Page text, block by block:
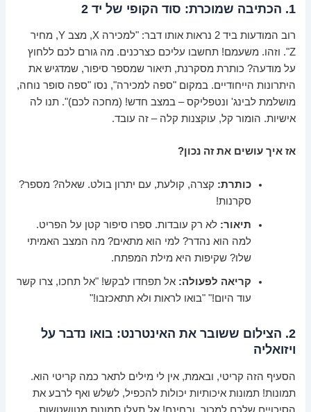
1. הכתיבה שמוכרת: סוד הקופי של יד 2
רוב המודעות ביד 2 נראות אותו דבר: "למכירה X, מצב Y, מחיר
Z". וזהו. משעמם! תחשבו עליכם כצרכנים. מה גורם לכם ללחוץ
על מודעה? כותרת מסקרנת, תיאור שמספר סיפור, שמדגיש את
היתרונות הייחודיים. במקום "ספה למכירה", נסו "ספה סופר נוחה,
מושלמת לבינג' ונטפליקס – במצב חדש! (מחכה לכם)". תנו לה
אישיות. הומור קל, עוקצנות קלה – זה עובד.
אז איך עושים את זה נכון?
כותרת: קצרה, קולעת, עם יתרון בולט. שאלה? מספר?
סקרנות!
תיאור: לא רק עובדות. ספרו סיפור קטן על הפריט.
למה הוא נהדר? למי הוא מתאים? מה המצב האמיתי
שלו? שקיפות היא מילת המפתח.
קריאה לפעולה: אל תפחדו לבקש! "אל תחכו, צרו קשר
עוד היום!" "בואו לראות ולא תתאכזבו!"
2. הצילום ששובר את האינטרנט: בואו נדבר על
ויזואליה
הסעיף הזה קריטי, ובאמת, אין לי מילים לתאר כמה קריטי הוא.
תמונות! תמונות איכותיות יכולות להכפיל, לשלש ואף לרבע את
הסיכויים שלכם למכור. ובחינם! אל תעלו תמונות מטושטשות,